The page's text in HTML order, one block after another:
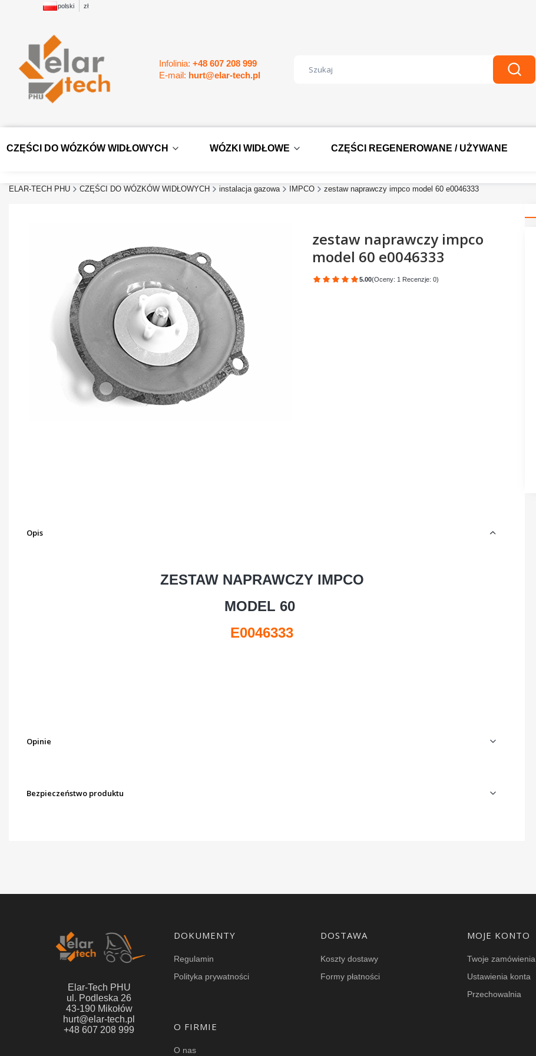
polski zł
Infolinia: +48 607 208 999
E-mail: hurt@elar-tech.pl Wyczyść Szukaj
CZĘŚCI DO WÓZKÓW WIDŁOWYCH WÓZKI WIDŁOWE CZĘŚCI REGENEROWANE / UŻYWANE
ELAR-TECH PHU CZĘŚCI DO WÓZKÓW WIDŁOWYCH instalacja gazowa IMPCO zestaw naprawczy impco model 60 e0046333
zestaw naprawczy impco
model 60 e0046333
5.00(Oceny: 1 Recenzje: 0)
Przejdź do sekcji Opinie
Opis
ZESTAW NAPRAWCZY IMPCO
MODEL 60
E0046333
Opinie
Bezpieczeństwo produktu
Elar-Tech PHU
ul. Podleska 26
43-190 Mikołów
hurt@elar-tech.pl
+48 607 208 999
Linki w stopce
DOKUMENTY
Regulamin
Polityka prywatności
DOSTAWA
Koszty dostawy
Formy płatności
MOJE KONTO
Twoje zamówienia
Ustawienia konta
Przechowalnia
O FIRMIE
O nas